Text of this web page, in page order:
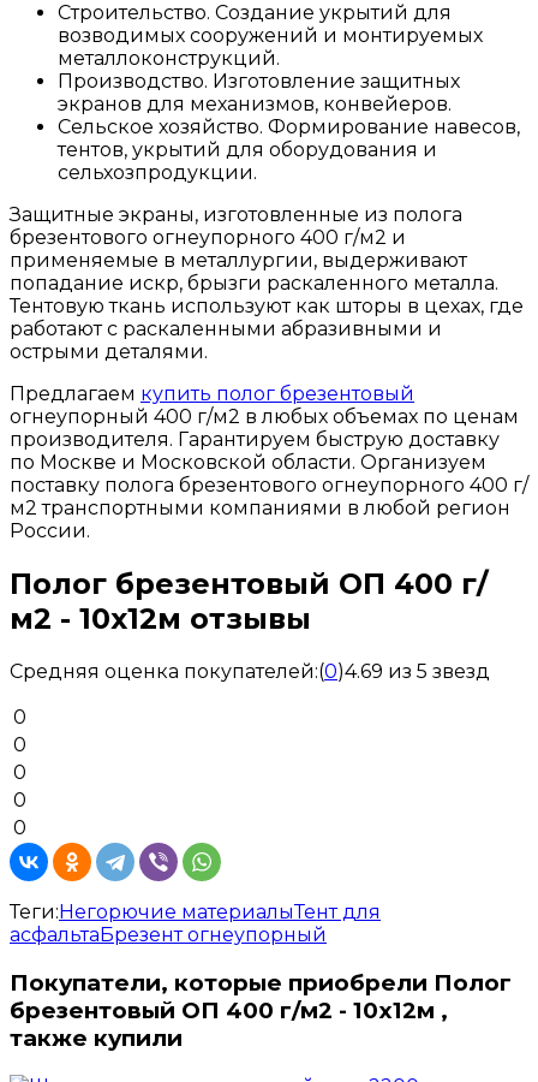
Строительство. Создание укрытий для
возводимых сооружений и монтируемых
металлоконструкций.
Производство. Изготовление защитных
экранов для механизмов, конвейеров.
Сельское хозяйство. Формирование навесов,
тентов, укрытий для оборудования и
сельхозпродукции.
Защитные экраны, изготовленные из полога
брезентового огнеупорного 400 г/м2 и
применяемые в металлургии, выдерживают
попадание искр, брызги раскаленного металла.
Тентовую ткань используют как шторы в цехах, где
работают с раскаленными абразивными и
острыми деталями.
Предлагаем купить полог брезентовый
огнеупорный 400 г/м2 в любых объемах по ценам
производителя. Гарантируем быструю доставку
по Москве и Московской области. Организуем
поставку полога брезентового огнеупорного 400 г/
м2 транспортными компаниями в любой регион
России.
Полог брезентовый ОП 400 г/
м2 - 10x12м отзывы
Средняя оценка покупателей:(0)4.69 из 5 звезд
0
0
0
0
0
Теги: Негорючие материалыТент для
асфальта Брезент огнеупорный
Покупатели, которые приобрели Полог
брезентовый ОП 400 г/м2 - 10x12м ,
также купили